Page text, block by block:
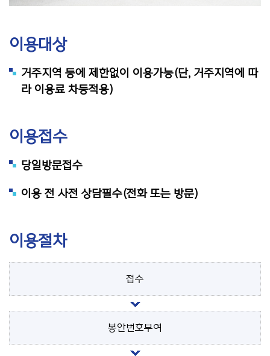
이용대상
거주지역 등에 제한없이 이용가능(단, 거주지역에 따
라 이용료 차등적용)
이용접수
당일방문접수
이용 전 사전 상담필수(전화 또는 방문)
이용절차
접수
봉안번호부여